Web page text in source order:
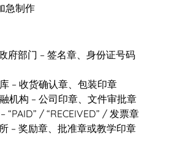
急制作
府部门 – 签名章、身份证号码
– 收货确认章、包装印章
机构 – 公司印章、文件审批章
– “PAID” / “RECEIVED” / 发票章
– 奖励章、批准章或教学印章